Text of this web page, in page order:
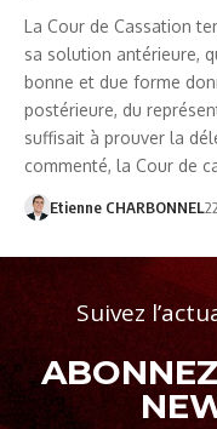
La Cour de Cassation
sa solution antérieure,
bonne et due forme
postérieure, du
suffisait à prouver la
commenté, la Cour de
Etienne CHARBONNEL
Suivez